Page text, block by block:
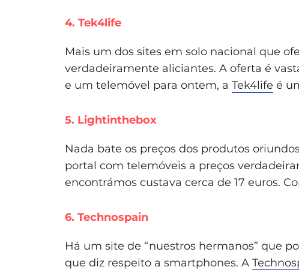
4. Tek4life
Mais um dos sites em solo nacional que
verdadeiramente aliciantes. A oferta é
e um telemóvel para ontem, a Tek4life é
5. Lightinthebox
Nada bate os preços dos produtos
portal com telemóveis a preços
encontrámos custava cerca de 17 euros.
6. Technospain
Há um site de “nuestros hermanos” que
que diz respeito a smartphones. A